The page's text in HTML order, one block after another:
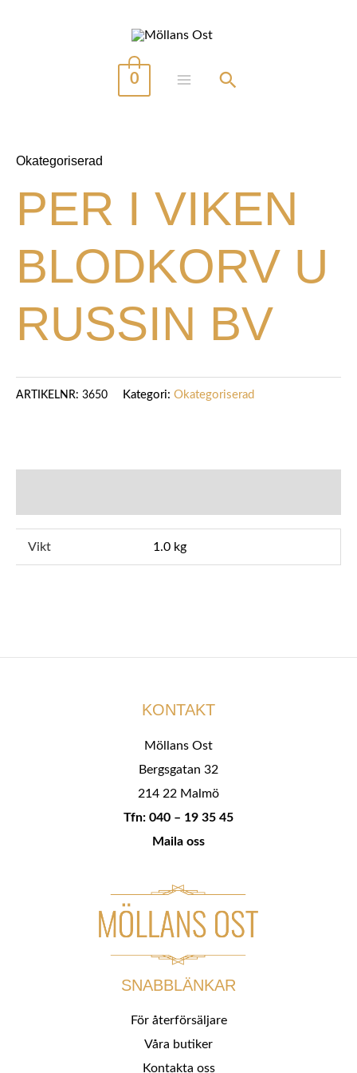
0
Okategoriserad
PER I VIKEN
BLODKORV U
RUSSIN BV
ARTIKELNR: 3650 Kategori: Okategoriserad
Vikt 1.0 kg
KONTAKT
Möllans Ost
Bergsgatan 32
214 22 Malmö
Tfn: 040 – 19 35 45
Maila oss
SNABBLÄNKAR
För återförsäljare
Våra butiker
Kontakta oss